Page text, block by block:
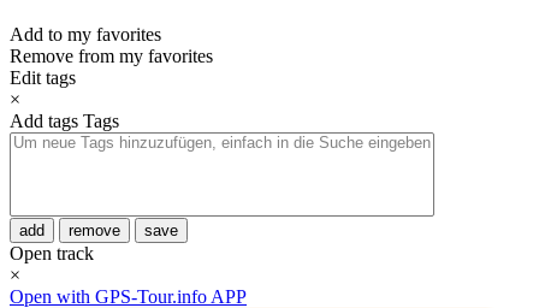
Add to my favorites
Remove from my favorites
Edit tags
×
Add tags Tags
add remove save
Open track
×
Open with GPS-Tour.info APP